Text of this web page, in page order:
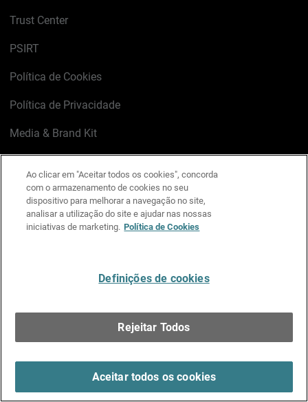
Trust Center
PSIRT
Política de Cookies
Política de Privacidade
Media & Brand Kit
LinkedIn
X FacebookInstagram
YouTube
Ao clicar em "Aceitar todos os cookies", concorda
com o armazenamento de cookies no seu
dispositivo para melhorar a navegação no site,
analisar a utilização do site e ajudar nas nossas
iniciativas de marketing. Política de Cookies
Definições de cookies
Rejeitar Todos
Aceitar todos os cookies